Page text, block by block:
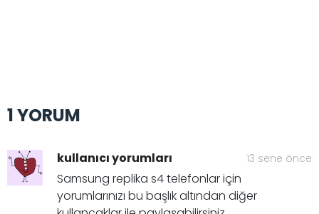
1 YORUM
kullanıcı yorumları 13 sene önce
Samsung replika s4 telefonlar için
yorumlarınızı bu başlık altından diğer